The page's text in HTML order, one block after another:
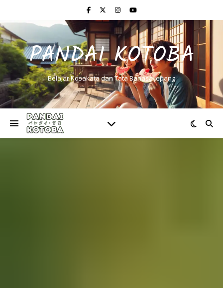
PANDAI KOTOBA
Belajar Kosakata dan Tata Bahasa Jepang